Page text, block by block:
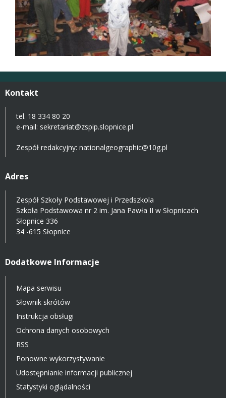
Kontakt
tel. 18 334 80 20
e-mail: sekretariat@zspip.slopnice.pl
Zespół redakcyjny: nationalgeographic@10g.pl
Adres
Zespół Szkoły Podstawowej i Przedszkola
Szkoła Podstawowa nr 2 im. Jana Pawła II w Słopnicach
Słopnice 336
34 -615 Słopnice
Dodatkowe Informacje
Mapa serwisu
Słownik skrótów
Instrukcja obsługi
Ochrona danych osobowych
RSS
Ponowne wykorzystywanie
Udostępnianie informacji publicznej
Statystyki oglądalności